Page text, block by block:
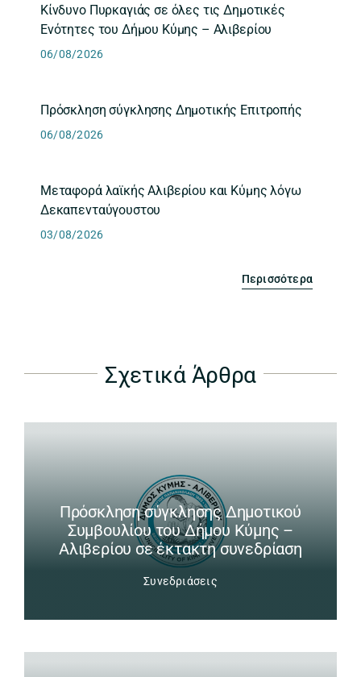
Κίνδυνο Πυρκαγιάς σε όλες τις Δημοτικές
Ενότητες του Δήμου Κύμης – Αλιβερίου
06/08/2026
Πρόσκληση σύγκλησης Δημοτικής Επιτροπής
06/08/2026
Μεταφορά λαϊκής Αλιβερίου και Κύμης λόγω
Δεκαπενταύγουστου
03/08/2026
Περισσότερα
Σχετικά Άρθρα
Πρόσκληση σύγκλησης Δημοτικού
Συμβουλίου του Δήμου Κύμης –
Αλιβερίου σε έκτακτη συνεδρίαση
Συνεδριάσεις